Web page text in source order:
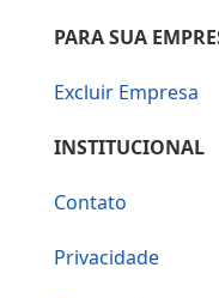
PARA SUA
Excluir Empresa
INSTITUCIONAL
Contato
Privacidade